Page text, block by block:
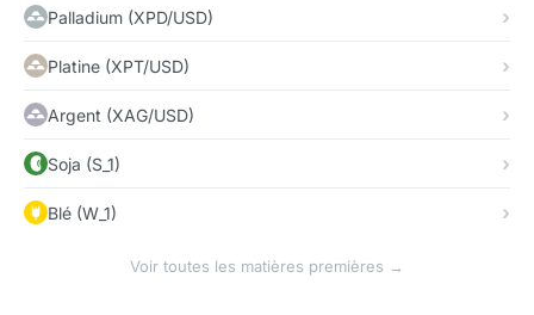
Palladium (XPD/USD)
Platine (XPT/USD)
Argent (XAG/USD)
Soja (S_1)
Blé (W_1)
Voir toutes les matières premières →